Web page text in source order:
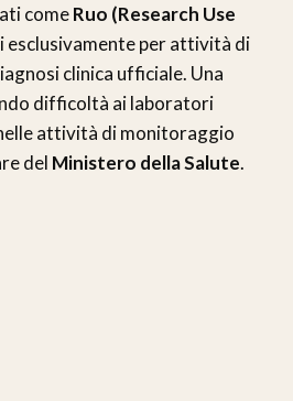
comeRuo (Research Use
esclusivamente per attività di
clinica ufficiale. Una
difficoltà ai laboratori
attività di monitoraggio
del Ministero della Salute.